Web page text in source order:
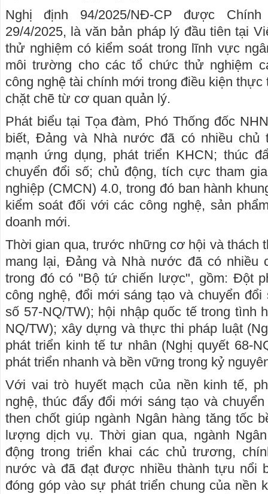
Nghị định 94/2025/NĐ-CP được
29/4/2025, là văn bản pháp lý đầu tiên tại
thử nghiệm có kiểm soát trong lĩnh vực
môi trường cho các tổ chức thử nghiệm
công nghệ tài chính mới trong điều kiện
chặt chẽ từ cơ quan quản lý.
Phát biểu tại Tọa đàm, Phó Thống đốc
biết, Đảng và Nhà nước đã có nhiều chủ
mạnh ứng dụng, phát triển KHCN; thúc
chuyển đổi số; chủ động, tích cực tham
nghiệp (CMCN) 4.0, trong đó ban hành
kiểm soát đối với các công nghệ, sản
doanh mới.
Thời gian qua, trước những cơ hội và thách
mang lại, Đảng và Nhà nước đã có nhiều
trong đó có "Bộ tứ chiến lược", gồm: Đột
công nghệ, đổi mới sáng tạo và chuyển
số 57-NQ/TW); hội nhập quốc tế trong tình
NQ/TW); xây dựng và thực thi pháp luật
phát triển kinh tế tư nhân (Nghị quyết 68-
phát triển nhanh và bền vững trong kỷ
Với vai trò huyết mạch của nền kinh tế,
nghệ, thúc đẩy đổi mới sáng tạo và
then chốt giúp ngành Ngân hàng tăng tốc
lượng dịch vụ. Thời gian qua, ngành
động trong triển khai các chủ trương,
nước và đã đạt được nhiều thành tựu nổi
đóng góp vào sự phát triển chung của nền